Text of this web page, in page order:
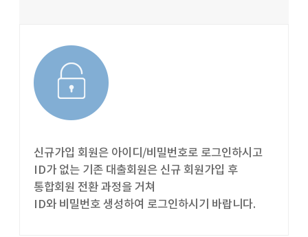
신규가입 회원은 아이디/비밀번호로 로그인하시고
ID가 없는 기존 대출회원은 신규 회원가입 후
통합회원 전환 과정을 거쳐
ID와 비밀번호 생성하여 로그인하시기 바랍니다.